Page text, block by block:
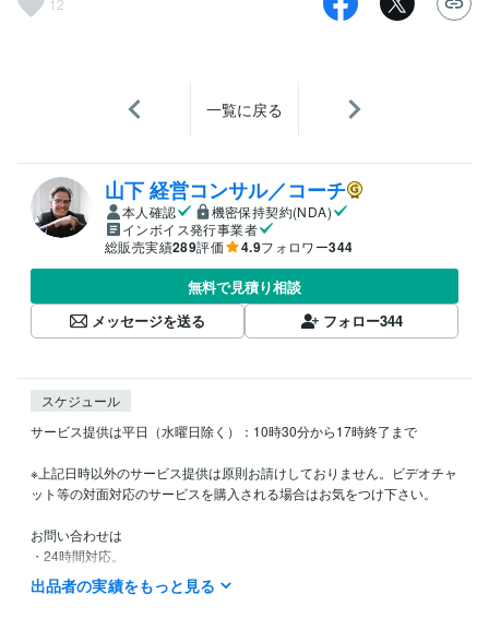
12
一覧に戻る
山下 経営コンサル／コーチ
本人確認
機密保持契約(NDA)
インボイス発行事業者
総販売実績289評価 4.9フォロワー344
無料で見積り相談
メッセージを送る
フォロー344
スケジュール
サービス提供は平日（水曜日除く）：10時30分から17時終了まで
※上記日時以外のサービス提供は原則お請けしておりません。ビデオチャ
ット等の対面対応のサービスを購入される場合はお気をつけ下さい。
お問い合わせは
・24時間対応。
・返信は随時対応（夜間、業務中は遅れる場合もございます）
・土日祝日は翌営業日のお返事になる場合もございます。
出品者の実績をもっと見る